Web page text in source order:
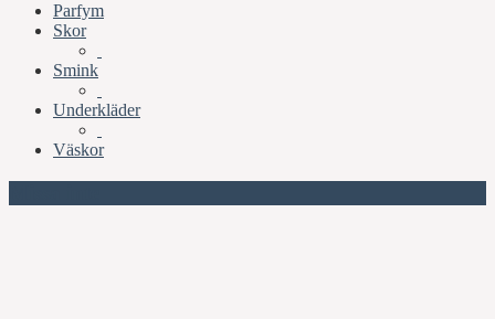
Parfym
Skor
Smink
Underkläder
Väskor